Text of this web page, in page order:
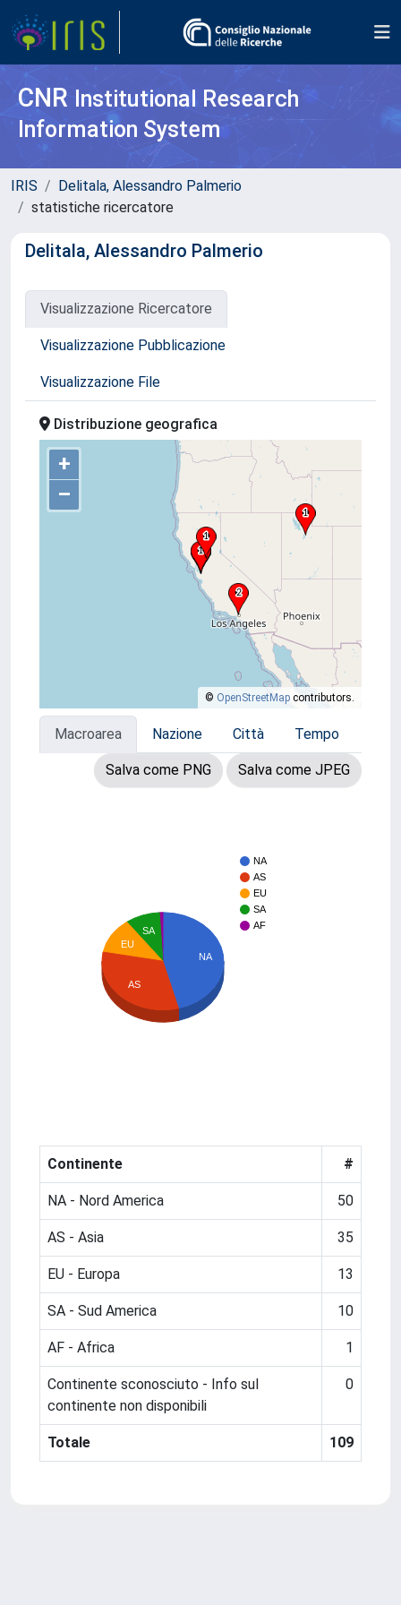
CNR Institutional Research
Information System
IRIS
Delitala, Alessandro Palmerio
statistiche ricercatore
Delitala, Alessandro Palmerio
Visualizzazione Ricercatore
Visualizzazione Pubblicazione
Visualizzazione File
Distribuzione geografica
+
–
© OpenStreetMap contributors.
Macroarea Nazione Città Tempo
Salva come PNG Salva come JPEG
NA
AS
EU
SA
AF
NA
SA
EU
AS
Continente #
NA - Nord America 50
AS - Asia 35
EU - Europa 13
SA - Sud America 10
AF - Africa 1
Continente sconosciuto - Info sul
continente non disponibili
0
Totale 109